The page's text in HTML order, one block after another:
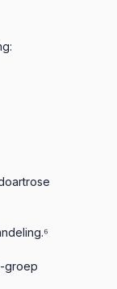
groep